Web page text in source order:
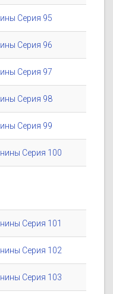
Серия 95
Серия 96
Серия 97
Серия 98
Серия 99
Серия 100
Серия 101
Серия 102
Серия 103